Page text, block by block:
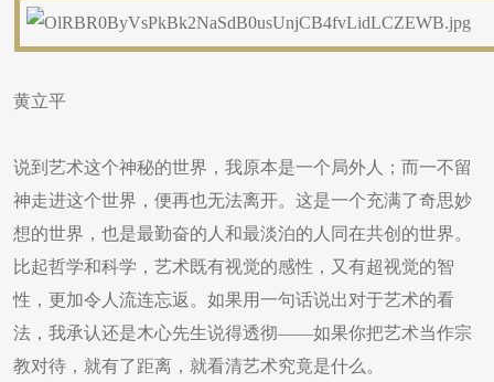
黄立平
说到艺术这个神秘的世界，我原本是一个局外人；而一不留
神走进这个世界，便再也无法离开。这是一个充满了奇思妙
想的世界，也是最勤奋的人和最淡泊的人同在共创的世界。
比起哲学和科学，艺术既有视觉的感性，又有超视觉的智
性，更加令人流连忘返。如果用一句话说出对于艺术的看
法，我承认还是木心先生说得透彻——如果你把艺术当作宗
教对待，就有了距离，就看清艺术究竟是什么。